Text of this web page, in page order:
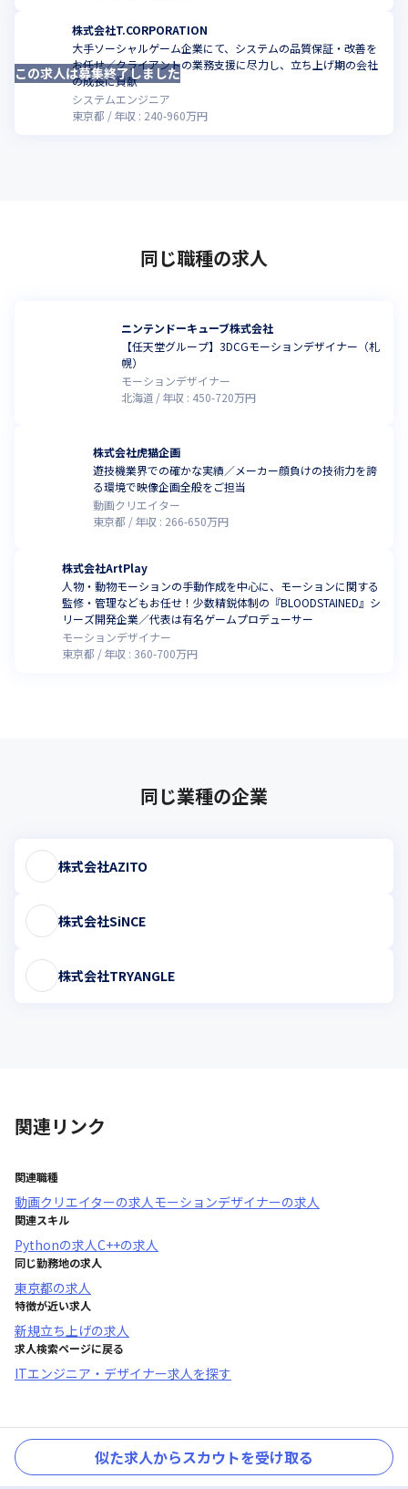
株式会社T.CORPORATION
大手ソーシャルゲーム企業にて、システムの品質保証・改善を
お任せ／クライアントの業務支援に尽力し、立ち上げ期の会社
の成長に貢献
システムエンジニア
東京都
年収 : 240-960万円
この求人は募集終了しました
同じ職種の求人
ニンテンドーキューブ株式会社
【任天堂グループ】3DCGモーションデザイナー（札
幌）
モーションデザイナー
北海道
年収 : 450-720万円
株式会社虎猫企画
遊技機業界での確かな実績／メーカー顔負けの技術力を誇
る環境で映像企画全般をご担当
動画クリエイター
東京都
年収 : 266-650万円
株式会社ArtPlay
人物・動物モーションの手動作成を中心に、モーションに関する
監修・管理などもお任せ！少数精鋭体制の『BLOODSTAINED』シ
リーズ開発企業／代表は有名ゲームプロデューサー
モーションデザイナー
東京都
年収 : 360-700万円
同じ業種の企業
株式会社AZITO
株式会社SiNCE
株式会社TRYANGLE
関連リンク
関連職種
動画クリエイターの求人モーションデザイナーの求人
関連スキル
Pythonの求人C++の求人
同じ勤務地の求人
東京都の求人
特徴が近い求人
新規立ち上げの求人
求人検索ページに戻る
ITエンジニア・デザイナー求人を探す
似た求人からスカウトを受け取る